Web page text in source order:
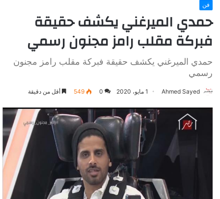
فن
حمدي الميرغني يكشف حقيقة
فبركة مقلب رامز مجنون رسمي
حمدي الميرغني يكشف حقيقة فبركة مقلب رامز مجنون
رسمي
Ahmed Sayed 1 مايو، 2020 0
549 أقل من دقيقة